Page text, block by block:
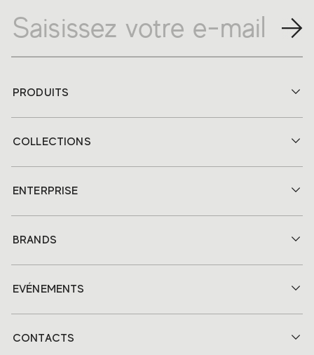
PRODUITS
COLLECTIONS
ENTERPRISE
BRANDS
EVÉNEMENTS
CONTACTS